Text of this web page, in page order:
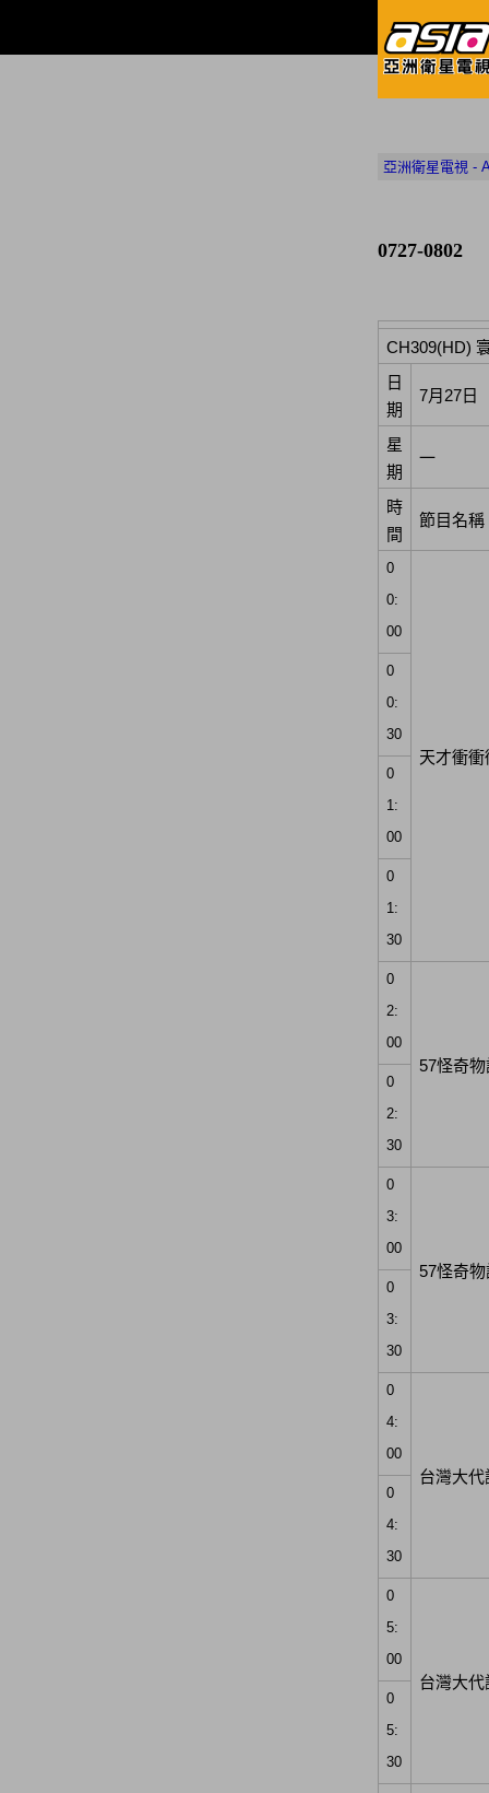
亞洲衛星電視 -
0727-0802
CH309(HD)
日
期
7月27日
星
期
一
時
間
節目名稱
0
0:
00
天才衝衝
0
0:
30
0
1:
00
0
1:
30
0
2:
00
57怪奇
0
2:
30
0
3:
00
57怪奇
0
3:
30
0
4:
00
台灣大代
0
4:
30
0
5:
00
台灣大代
0
5:
30